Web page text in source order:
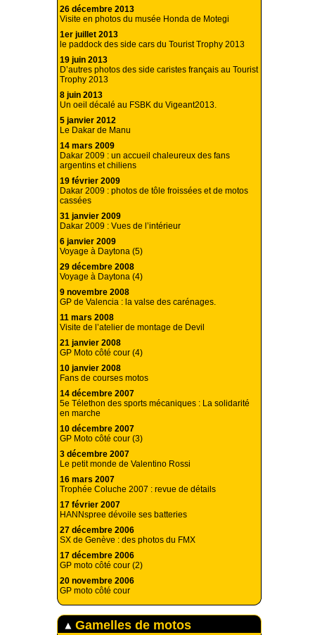
26 décembre 2013
Visite en photos du musée Honda de Motegi
1er juillet 2013
le paddock des side cars du Tourist Trophy 2013
19 juin 2013
D’autres photos des side caristes français au Tourist
Trophy 2013
8 juin 2013
Un oeil décalé au FSBK du Vigeant2013.
5 janvier 2012
Le Dakar de Manu
14 mars 2009
Dakar 2009 : un accueil chaleureux des fans
argentins et chiliens
19 février 2009
Dakar 2009 : photos de tôle froissées et de motos
cassées
31 janvier 2009
Dakar 2009 : Vues de l’intérieur
6 janvier 2009
Voyage à Daytona (5)
29 décembre 2008
Voyage à Daytona (4)
9 novembre 2008
GP de Valencia : la valse des carénages.
11 mars 2008
Visite de l’atelier de montage de Devil
21 janvier 2008
GP Moto côté cour (4)
10 janvier 2008
Fans de courses motos
14 décembre 2007
5e Télethon des sports mécaniques : La solidarité
en marche
10 décembre 2007
GP Moto côté cour (3)
3 décembre 2007
Le petit monde de Valentino Rossi
16 mars 2007
Trophée Coluche 2007 : revue de détails
17 février 2007
HANNspree dévoile ses batteries
27 décembre 2006
SX de Genève : des photos du FMX
17 décembre 2006
GP moto côté cour (2)
20 novembre 2006
GP moto côté cour
Gamelles de motos